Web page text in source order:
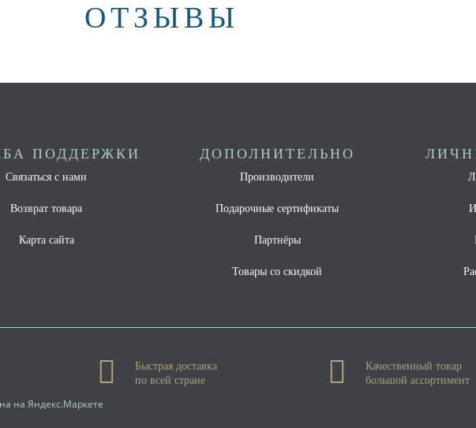
ОТЗЫВЫ
ПОДДЕРЖКИ
Связаться с нами
Возврат товара
Карта сайта
ДОПОЛНИТЕЛЬНО
Производители
Подарочные сертификаты
Партнёры
Товары со скидкой
Быстрая доставка
по всей стране
Качественный товар
большой ассортимент